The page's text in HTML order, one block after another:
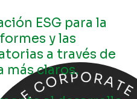
ESG para la
y las
a través de
más claros.